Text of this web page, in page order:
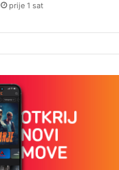
prije 1 sat